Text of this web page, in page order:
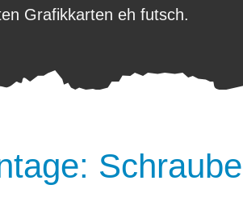
Grafikkarten eh futsch.